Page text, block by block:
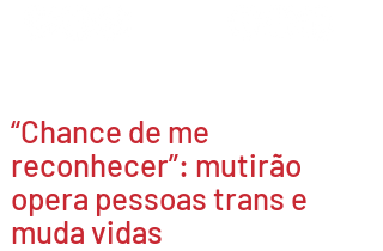
“Chance de me
reconhecer”: mutirão
opera pessoas trans e
muda vidas